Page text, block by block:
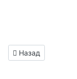
Предыдущий:
Назад